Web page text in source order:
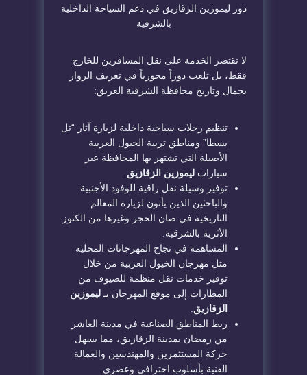
​دور ليموزين الزقازيق في دعم السياحة الداخلية
بالشرقية
​لا تقتصر الخدمة على نقل المسافرين للخارج
فقط، بل تلعب دوراً محورياً في تعريف الزوار
بجمال وتاريخ محافظة الشرقية العريق:
​تنظيم رحلات سياحية داخلية لزيارة آثار “تل
بسطا” ومناطق تربية الخيول العربية
الأصيلة التي تشتهر بها المحافظة عبر
سيارات ليموزين الزقازيق
​توفير وسيلة نقل راقية للوفود الأجنبية
والباحثين الذين يأتون لزيارة المعالم
التاريخية في صان الحجر وغيرها من الكنوز
الأثرية بالشرقية.
​المساهمة في نجاح المهرجانات المحلية
مثل مهرجان الخيول العربية من خلال
توفير خدمات نقل منظمة للضيوف من
المطارات إلى موقع المهرجان بـ ليموزين
الزقازيق
​ربط المناطق الصناعية في مدينة العاشر
من رمضان بمدينة الزقازيق، مما يسهل
حركة المستثمرين والمهندسين والعمالة
الفنية بأسلوب احترافي وعصري.